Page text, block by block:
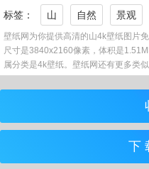
标签： 山 自然 景观
壁纸网为你提供高清的山4k壁纸图片
尺寸是3840x2160像素，体积是
属分类是4k壁纸。壁纸网还有更多类
下